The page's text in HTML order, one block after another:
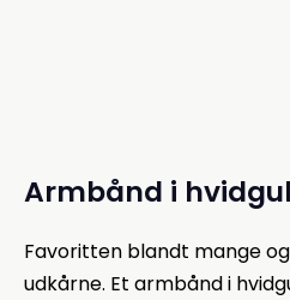
Armbånd i
Favoritten blandt mange
udkårne. Et armbånd i